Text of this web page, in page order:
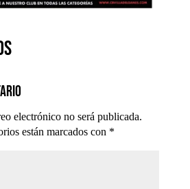
electrónico no será publicada.
están marcados con *